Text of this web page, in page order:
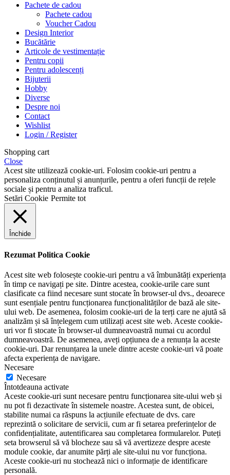
Pachete de cadou
Pachete cadou
Voucher Cadou
Design Interior
Bucătărie
Articole de vestimentație
Pentru copii
Pentru adolescenți
Bijuterii
Hobby
Diverse
Despre noi
Contact
Wishlist
Login / Register
Shopping cart
Close
Acest site utilizează cookie-uri. Folosim cookie-uri pentru a
personaliza conținutul și anunțurile, pentru a oferi funcții de rețele
sociale și pentru a analiza traficul.
Setări Cookie Permite tot
Închide
Rezumat Politica Cookie
Acest site web folosește cookie-uri pentru a vă îmbunătăți experiența
în timp ce navigați pe site. Dintre acestea, cookie-urile care sunt
clasificate ca fiind necesare sunt stocate în browser-ul dvs., deoarece
sunt esențiale pentru funcționarea funcționalităților de bază ale site-
ului web. De asemenea, folosim cookie-uri de la terți care ne ajută să
analizăm și să înțelegem cum utilizați acest site web. Aceste cookie-
uri vor fi stocate în browser-ul dumneavoastră numai cu acordul
dumneavoastră. De asemenea, aveți opțiunea de a renunța la aceste
cookie-uri. Dar renunțarea la unele dintre aceste cookie-uri vă poate
afecta experiența de navigare.
Necesare
Necesare
Întotdeauna activate
Aceste cookie-uri sunt necesare pentru funcționarea site-ului web și
nu pot fi dezactivate în sistemele noastre. Acestea sunt, de obicei,
stabilite numai ca răspuns la acțiunile efectuate de dvs. care
reprezintă o solicitare de servicii, cum ar fi setarea preferințelor de
confidențialitate, autentificarea sau completarea formularelor. Puteți
seta browserul să vă blocheze sau să vă avertizeze despre aceste
module cookie, dar anumite părți ale site-ului nu vor funcționa.
Aceste cookie-uri nu stochează nici o informație de identificare
personală.